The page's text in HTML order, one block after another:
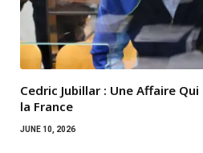
Cedric Jubillar : Une Affaire
la France
JUNE 10, 2026